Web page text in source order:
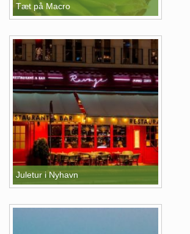
Tæt på Macro
Juletur i Nyhavn